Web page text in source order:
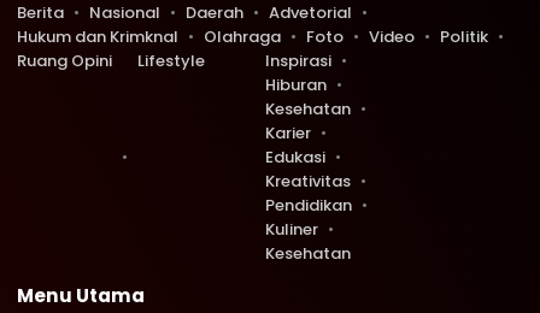
Berita Nasional Daerah
Advetorial
Hukum dan Krimknal
Olahraga Foto Video
Politik
Ruang Opini
Lifestyle
Inspirasi
Hiburan
Kesehatan
Karier
Edukasi
Kreativitas
Pendidikan
Kuliner
Kesehatan
Menu Utama